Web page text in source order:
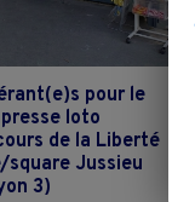
pour le
loto
de la Liberté
Jussieu
3)